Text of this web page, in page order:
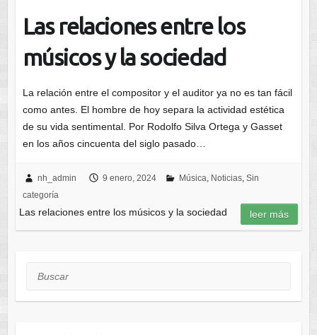
Las relaciones entre los
músicos y la sociedad
La relación entre el compositor y el auditor ya no es tan fácil
como antes. El hombre de hoy separa la actividad estética
de su vida sentimental. Por Rodolfo Silva Ortega y Gasset
en los años cincuenta del siglo pasado…
nh_admin 9 enero, 2024 Música Noticias, Sin
categoría
Las relaciones entre los músicos y la sociedad leer más
Buscar